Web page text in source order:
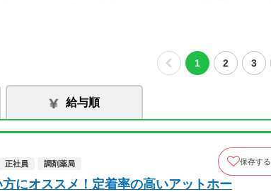
1 2 3
給与順
正社員 調剤薬局 保存する
にオススメ！定着率の高いアットホー